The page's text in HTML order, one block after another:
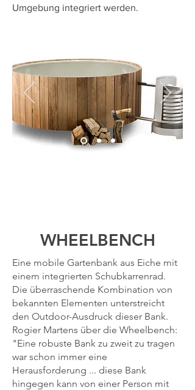
Umgebung integriert werden.
WHEELBENCH
Eine mobile Gartenbank aus Eiche mit
einem integrierten Schubkarrenrad.
Die überraschende Kombination von
bekannten Elementen unterstreicht
den Outdoor-Ausdruck dieser Bank.
Rogier Martens über die Wheelbench:
"Eine robuste Bank zu zweit zu tragen
war schon immer eine
Herausforderung ... diese Bank
hingegen kann von einer Person mit